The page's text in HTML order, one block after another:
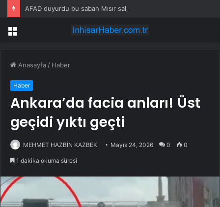
AFAD duyurdu bu sabah Mısır sallandı
Menü
Anasayfa / Haber
Haber
Ankara’da facia anları! Üst
geçidi yıktı geçti
MEHMET HAZBİN KAZBEK Mayıs 24, 2026 0 0
1 dakika okuma süresi